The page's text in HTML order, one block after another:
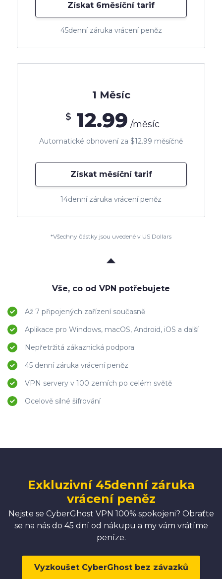
1 Měsíc
$ 12.99 /měsíc
Automatické obnovení za $12.99 měsíčně
Získat měsíční tarif
14denní záruka vrácení peněz
Získat 6měsíční tarif
45denní záruka vrácení peněz
*Všechny částky jsou uvedené v US Dollars
Vše, co od VPN potřebujete
Až 7 připojených zařízení současně
Aplikace pro Windows, macOS, Android, iOS a další
Nepřetržitá zákaznická podpora
45 denní záruka vrácení peněz
VPN servery v 100 zemích po celém světě
Ocelově silné šifrování
Exkluzivní 45denní záruka
vrácení peněz
Nejste se CyberGhost VPN 100% spokojeni? Obraťte
se na nás do 45 dní od nákupu a my vám vrátíme
peníze.
Vyzkoušet CyberGhost bez závazků